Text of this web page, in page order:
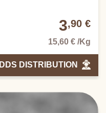
3,90 €
15,60 € /Kg
DDS DISTRIBUTION